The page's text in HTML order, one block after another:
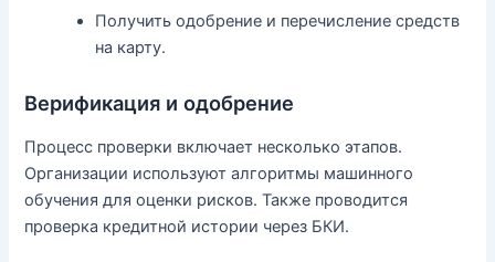
Получить одобрение и перечисление средств
на карту.
Верификация и одобрение
Процесс проверки включает несколько этапов.
Организации используют алгоритмы машинного
обучения для оценки рисков. Также проводится
проверка кредитной истории через БКИ.